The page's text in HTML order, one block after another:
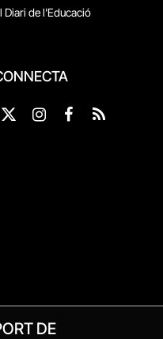
Diari de l'Educació
X
Instagram
Facebook
RSS
DE